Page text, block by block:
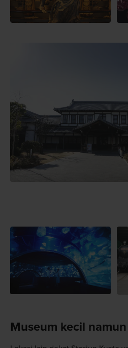
Museum kecil